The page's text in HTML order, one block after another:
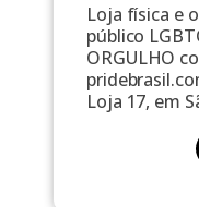
Loja física e
público
ORGULHO
Loja 17, em